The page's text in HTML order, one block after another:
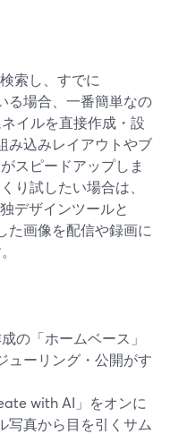
索し、すでに
る場合、一番簡単なの
イルを直接作成・設
み込みレイアウトやブ
スピードアップしま
り試したい場合は、
デザインツールと
た画像を配信や録画に
の「ホームベース」
ューリング・公開がす
with AI」をオンに
写真から目を引くサム